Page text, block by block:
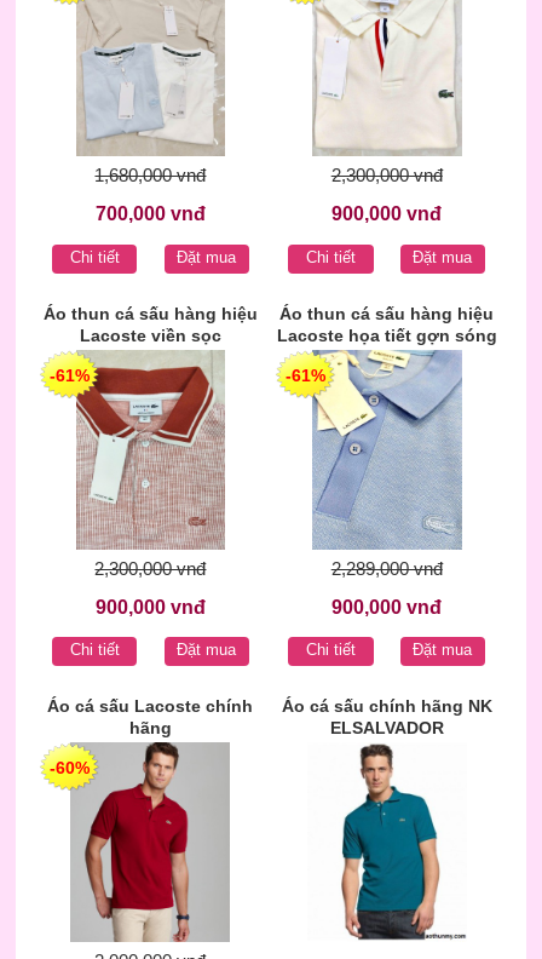
1,680,000 vnđ
700,000 vnđ
Chi tiết Đặt mua
2,300,000 vnđ
900,000 vnđ
Chi tiết Đặt mua
Áo thun cá sấu hàng hiệu
Lacoste viền sọc
-61%
2,300,000 vnđ
900,000 vnđ
Chi tiết Đặt mua
Áo thun cá sấu hàng hiệu
Lacoste họa tiết gợn sóng
-61%
2,289,000 vnđ
900,000 vnđ
Chi tiết Đặt mua
Áo cá sấu Lacoste chính
hãng
-60%
Áo cá sấu chính hãng NK
ELSALVADOR